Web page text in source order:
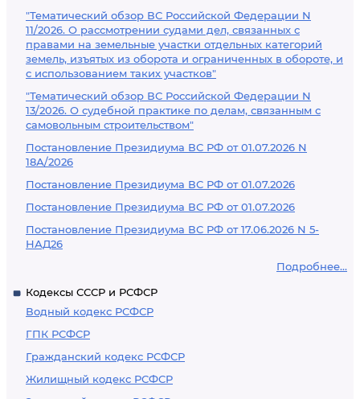
"Тематический обзор ВС Российской Федерации N
11/2026. О рассмотрении судами дел, связанных с
правами на земельные участки отдельных категорий
земель, изъятых из оборота и ограниченных в обороте, и
с использованием таких участков"
"Тематический обзор ВС Российской Федерации N
13/2026. О судебной практике по делам, связанным с
самовольным строительством"
Постановление Президиума ВС РФ от 01.07.2026 N
18А/2026
Постановление Президиума ВС РФ от 01.07.2026
Постановление Президиума ВС РФ от 01.07.2026
Постановление Президиума ВС РФ от 17.06.2026 N 5-
НАД26
Подробнее...
Кодексы СССР и РСФСР
Водный кодекс РСФСР
ГПК РСФСР
Гражданский кодекс РСФСР
Жилищный кодекс РСФСР